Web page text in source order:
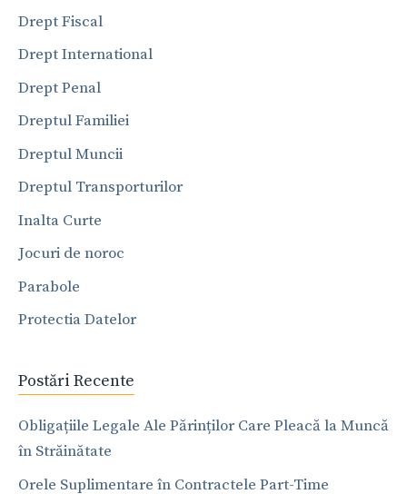
Drept Fiscal
Drept International
Drept Penal
Dreptul Familiei
Dreptul Muncii
Dreptul Transporturilor
Inalta Curte
Jocuri de noroc
Parabole
Protectia Datelor
Postări Recente
Obligațiile Legale Ale Părinților Care Pleacă la Muncă
în Străinătate
Orele Suplimentare în Contractele Part-Time